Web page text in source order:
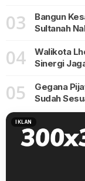
03
Bangun
Sultanah
04
Walikota
Sinergi
05
Gegana
Sudah
IKLAN